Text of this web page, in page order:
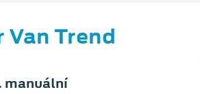
Trend
manuální